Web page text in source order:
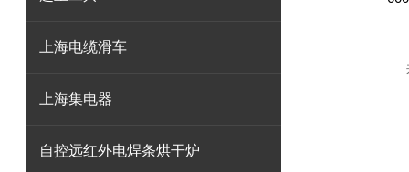
上海电缆滑车
上海集电器
自控远红外电焊条烘干炉